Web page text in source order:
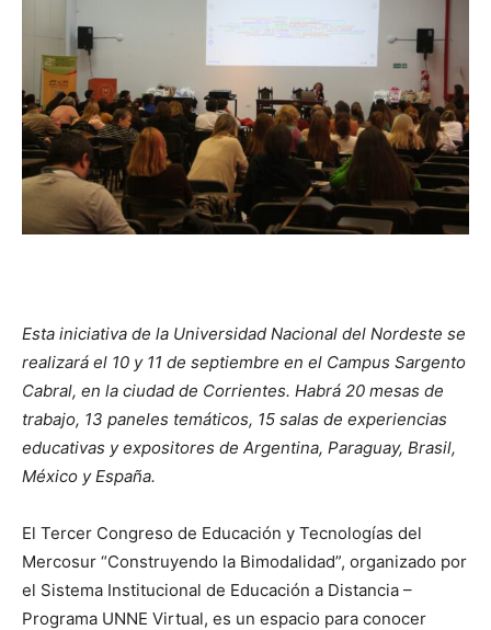
Esta iniciativa de la Universidad Nacional del Nordeste se
realizará el 10 y 11 de septiembre en el Campus Sargento
Cabral, en la ciudad de Corrientes. Habrá 20 mesas de
trabajo, 13 paneles temáticos, 15 salas de experiencias
educativas y expositores de Argentina, Paraguay, Brasil,
México y España.
El Tercer Congreso de Educación y Tecnologías del
Mercosur “Construyendo la Bimodalidad”, organizado por
el Sistema Institucional de Educación a Distancia –
Programa UNNE Virtual, es un espacio para conocer